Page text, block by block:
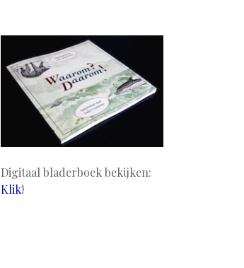
Digitaal bladerboek bekijken:
Klik!